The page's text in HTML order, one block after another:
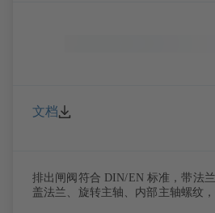
文档
排出闸阀符合 DIN/EN 标准，带法
盖法兰、旋转主轴、内部主轴螺纹